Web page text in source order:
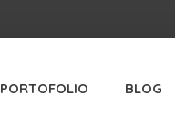
PORTOFOLIO BLOG